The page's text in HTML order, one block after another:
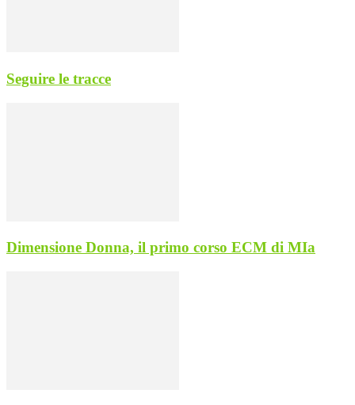
Seguire le tracce
Dimensione Donna, il primo corso ECM di MIa